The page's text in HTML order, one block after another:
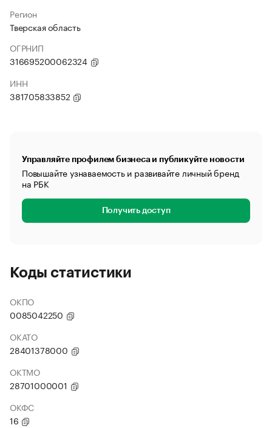
Регион
Тверская область
ОГРНИП
316695200062324
ИНН
381705833852
Управляйте профилем бизнеса и публикуйте новости
Повышайте узнаваемость и развивайте личный бренд
на РБК
Получить доступ
Коды статистики
ОКПО
0085042250
ОКАТО
28401378000
ОКТМО
28701000001
ОКФС
16